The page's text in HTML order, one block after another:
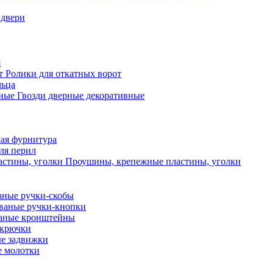
Ролики для откатных ворот
Гвозди дверные декоративные
фурнитура
перил
Проушины, крепежные пластины, уголки
ручки-скобы
ручки-кнопки
кронштейны
задвижки
молотки